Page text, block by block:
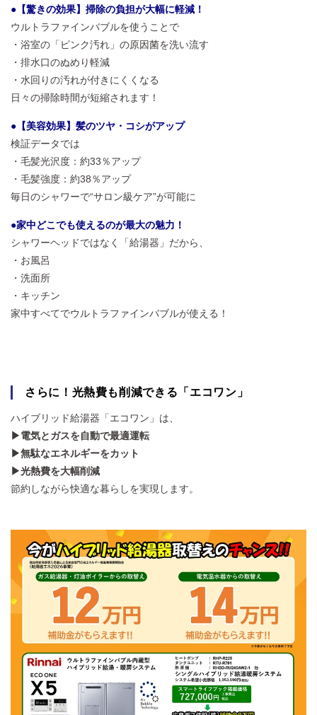
●【驚きの効果】掃除の負担が大幅に軽減！
ウルトラファインバブルを使うことで
・浴室の「ピンク汚れ」の原因菌を洗い流す
・排水口のぬめり軽減
・水回りの汚れが付きにくくなる
日々の掃除時間が短縮されます！
●【美容効果】髪のツヤ・コシがアップ
検証データでは
・毛髪光沢度：約33％アップ
・毛髪強度：約38％アップ
毎日のシャワーで“サロン級ケア”が可能に
●家中どこでも使えるのが最大の魅力！
シャワーヘッドではなく「給湯器」だから、
・お風呂
・洗面所
・キッチン
家中すべてでウルトラファインバブルが使える！
さらに！光熱費も削減できる「エコワン」
ハイブリッド給湯器「エコワン」は、
▶電気とガスを自動で最適運転
▶無駄なエネルギーをカット
▶光熱費を大幅削減
節約しながら快適な暮らしを実現します。